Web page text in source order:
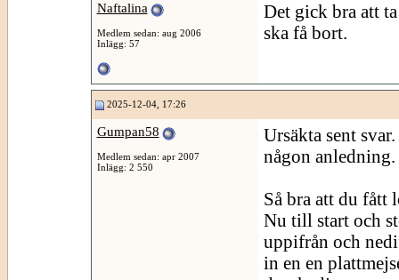
Naftalina
Medlem sedan: aug 2006
Inlägg: 57
Det gick bra att
ska få bort.
2025-12-04, 17:26
Gumpan58
Medlem sedan: apr 2007
Inlägg: 2 550
Ursäkta sent
någon anledning.
Så bra att du fått
Nu till start och
uppifrån och
in en en